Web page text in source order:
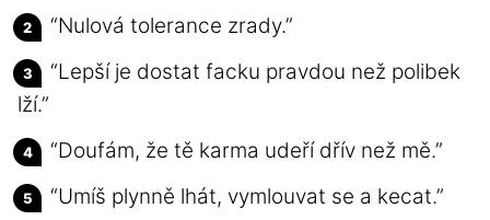
“Nulová tolerance zrady.”
“Lepší je dostat facku pravdou než polibek
lží.”
“Doufám, že tě karma udeří dřív než mě.”
“Umíš plynně lhát, vymlouvat se a kecat.”